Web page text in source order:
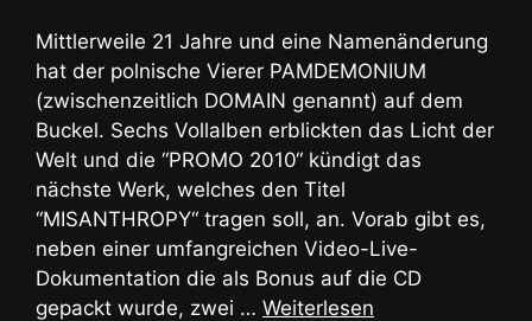
Mittlerweile 21 Jahre und eine Namenänderung
hat der polnische Vierer PAMDEMONIUM
(zwischenzeitlich DOMAIN genannt) auf dem
Buckel. Sechs Vollalben erblickten das Licht der
Welt und die “PROMO 2010“ kündigt das
nächste Werk, welches den Titel
“MISANTHROPY“ tragen soll, an. Vorab gibt es,
neben einer umfangreichen Video-Live-
Dokumentation die als Bonus auf die CD
gepackt wurde, zwei … Weiterlesen